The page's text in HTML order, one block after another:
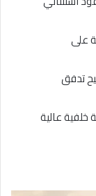
على
تدفق
عالية